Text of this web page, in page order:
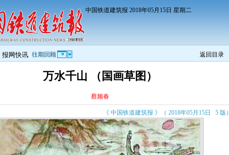
中国铁道建筑报 2018年05月15日 星期二
报网快讯 往期回顾 返回目录
万水千山 （国画草图）
蔡频春
《 中国铁道建筑报 》（ 2018年05月15日 5 版）